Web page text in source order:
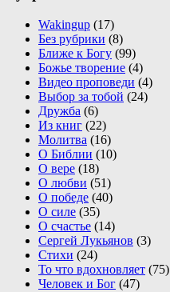
Wakingup (17)
Без рубрики (8)
Ближе к Богу (99)
Божье творение (4)
Видео проповеди (4)
Выбор за тобой (24)
Дружба (6)
Из книг (22)
Молитва (16)
О Библии (10)
О вере (18)
О любви (51)
О победе (40)
О силе (35)
О счастье (14)
Сергей Лукьянов (3)
Стихи (24)
То что вдохновляет (75)
Человек и Бог (47)